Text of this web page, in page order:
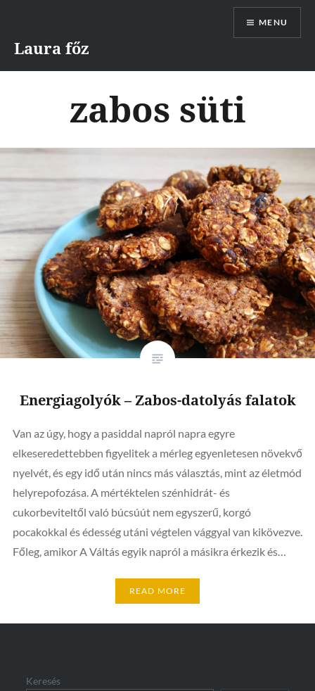
content
Laura főz
MENU
zabos süti
Energiagolyók – Zabos-datolyás falatok
Van az úgy, hogy a pasiddal napról napra egyre
elkeseredettebben figyelitek a mérleg egyenletesen növekvő
nyelvét, és egy idő után nincs más választás, mint az életmód
helyrepofozása. A mértéktelen szénhidrát- és
cukorbeviteltől való búcsúút nem egyszerű, korgó
pocakokkal és édesség utáni végtelen vággyal van kikövezve.
Főleg, amikor A Váltás egyik napról a másikra érkezik és…
READ MORE
Keresés